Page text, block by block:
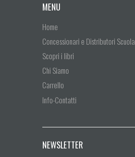
MENU
Home
Concessionari e Distributori
Scopri i libri
Chi Siamo
Carrello
Info-Contatti
NEWSLETTER